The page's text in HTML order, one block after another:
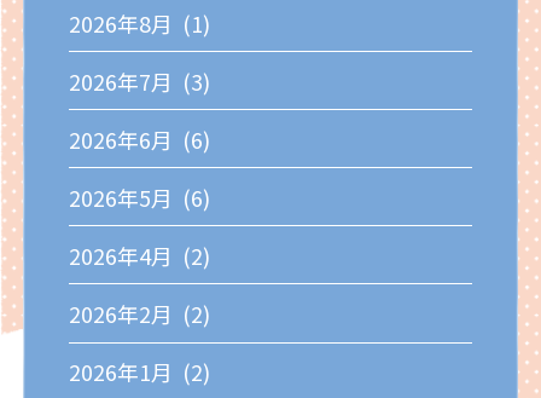
2026年8月 (1)
2026年7月 (3)
2026年6月 (6)
2026年5月 (6)
2026年4月 (2)
2026年2月 (2)
2026年1月 (2)